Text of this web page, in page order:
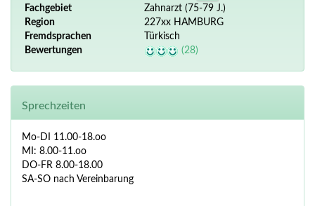
Fachgebiet
Zahnarzt (75-79 J.)
Region
227xx HAMBURG
Fremdsprachen
Türkisch
Bewertungen
(28)
Sprechzeiten
Mo-DI 11.00-18.oo
MI: 8.00-11.oo
DO-FR 8.00-18.00
SA-SO nach Vereinbarung